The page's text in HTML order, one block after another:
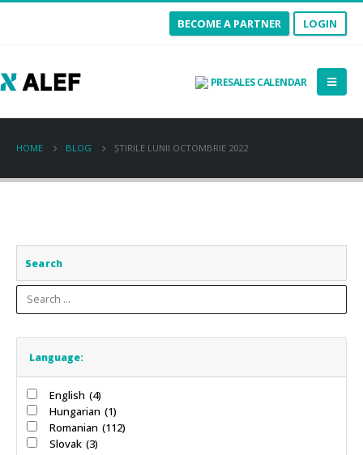
BECOME A PARTNER LOGIN
PRESALES CALENDAR
HOME BLOG ȘTIRILE LUNII OCTOMBRIE 2022
Search
Language:
English (4)
Hungarian (1)
Romanian (112)
Slovak (3)